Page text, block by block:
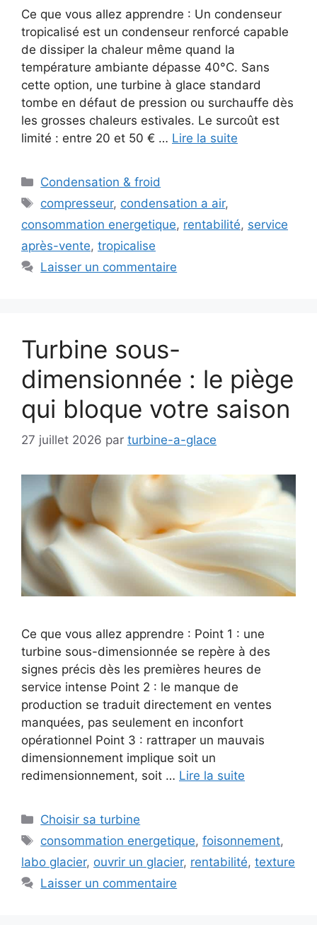
Ce que vous allez apprendre : Un condenseur
tropicalisé est un condenseur renforcé capable
de dissiper la chaleur même quand la
température ambiante dépasse 40°C. Sans
cette option, une turbine à glace standard
tombe en défaut de pression ou surchauffe dès
les grosses chaleurs estivales. Le surcoût est
limité : entre 20 et 50 € … Lire la suite
Catégories
Condensation & froid
Étiquettes
compresseur, condensation a air,
consommation energetique, rentabilité, service
après-vente, tropicalise
Laisser un commentaire
Turbine sous-
dimensionnée : le piège
qui bloque votre saison
27 juillet 2026 par turbine-a-glace
Ce que vous allez apprendre : Point 1 : une
turbine sous-dimensionnée se repère à des
signes précis dès les premières heures de
service intense Point 2 : le manque de
production se traduit directement en ventes
manquées, pas seulement en inconfort
opérationnel Point 3 : rattraper un mauvais
dimensionnement implique soit un
redimensionnement, soit … Lire la suite
Catégories
Choisir sa turbine
Étiquettes
consommation energetique,foisonnement,
labo glacier, ouvrir un glacier, rentabilité, texture
Laisser un commentaire